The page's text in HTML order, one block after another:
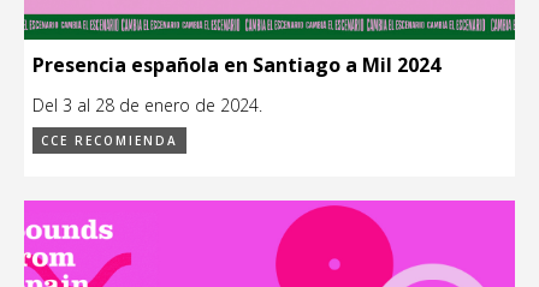
Presencia española en Santiago a Mil 2024
Del 3 al 28 de enero de 2024.
CCE RECOMIENDA